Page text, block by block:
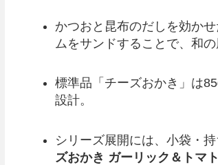
かつおと昆布のだしを効か
ムをサンドすることで、和
標準品「チーズおかき」は
設計。
シリーズ展開には、小袋・
ズおかき ガーリック＆トマ